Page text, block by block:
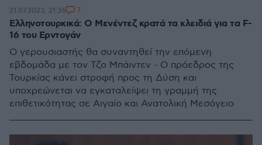
Ελληνοτουρκικά: Ο Μενέντεζ κρατά τα κλειδιά για τα F-
16 του Ερντογάν
Ο γερουσιαστής θα συναντηθεί την επόμενη
εβδομάδα με τον Τζο Μπάιντεν - Ο πρόεδρος της
Τουρκίας κάνει στροφή προς τη Δύση και
υποχρεώνεται να εγκαταλείψει τη γραμμή της
επιθετικότητας σε Αιγαίο και Ανατολική Μεσόγειο
21.07.2023, 21:36 7